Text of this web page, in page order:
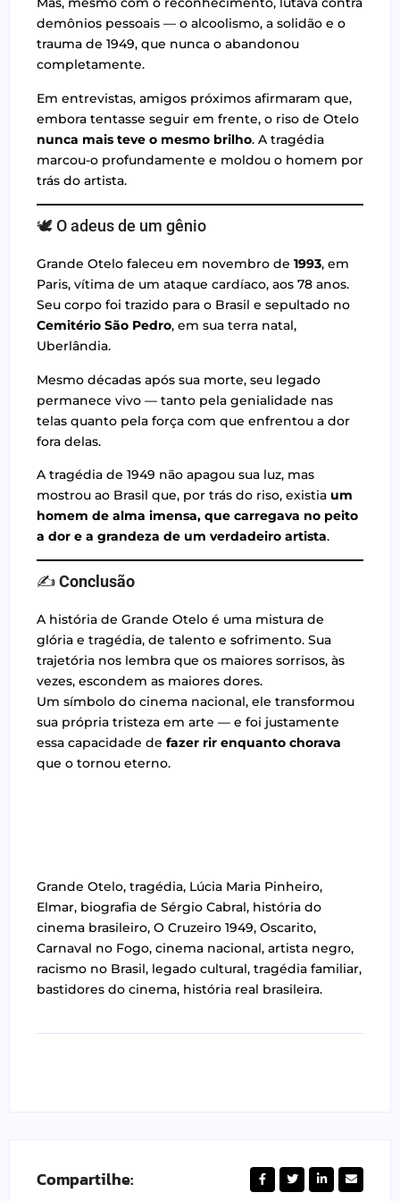
demônios pessoais — o alcoolismo, a solidão e o
trauma de 1949, que nunca o abandonou
completamente.
Em entrevistas, amigos próximos afirmaram que,
embora tentasse seguir em frente, o riso de Otelo
nunca mais teve o mesmo brilho. A tragédia
marcou-o profundamente e moldou o homem por
trás do artista.
🕊️ O adeus de um gênio
Grande Otelo faleceu em novembro de 1993, em
Paris, vítima de um ataque cardíaco, aos 78 anos.
Seu corpo foi trazido para o Brasil e sepultado no
Cemitério São Pedro, em sua terra natal,
Uberlândia.
Mesmo décadas após sua morte, seu legado
permanece vivo — tanto pela genialidade nas
telas quanto pela força com que enfrentou a dor
fora delas.
A tragédia de 1949 não apagou sua luz, mas
mostrou ao Brasil que, por trás do riso, existia um
homem de alma imensa, que carregava no peito
a dor e a grandeza de um verdadeiro artista.
✍️Conclusão
A história de Grande Otelo é uma mistura de
glória e tragédia, de talento e sofrimento. Sua
trajetória nos lembra que os maiores sorrisos, às
vezes, escondem as maiores dores.
Um símbolo do cinema nacional, ele transformou
sua própria tristeza em arte — e foi justamente
essa capacidade de fazer rir enquanto chorava
que o tornou eterno.
Grande Otelo, tragédia, Lúcia Maria Pinheiro,
Elmar, biografia de Sérgio Cabral, história do
cinema brasileiro, O Cruzeiro 1949, Oscarito,
Carnaval no Fogo, cinema nacional, artista negro,
racismo no Brasil, legado cultural, tragédia familiar,
bastidores do cinema, história real brasileira.
Compartilhe: